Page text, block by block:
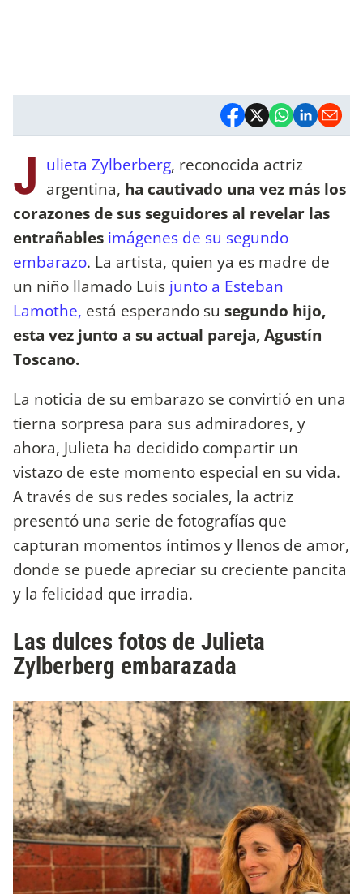
J ulieta Zylberberg, reconocida actriz
argentina, ha cautivado una vez más los
corazones de sus seguidores al revelar las
entrañables imágenes de su segundo
embarazo. La artista, quien ya es madre de
un niño llamado Luis junto a Esteban
Lamothe, está esperando su segundo hijo,
esta vez junto a su actual pareja, Agustín
Toscano.
La noticia de su embarazo se convirtió en una
tierna sorpresa para sus admiradores, y
ahora, Julieta ha decidido compartir un
vistazo de este momento especial en su vida.
A través de sus redes sociales, la actriz
presentó una serie de fotografías que
capturan momentos íntimos y llenos de amor,
donde se puede apreciar su creciente pancita
y la felicidad que irradia.
Las dulces fotos de Julieta
Zylberberg embarazada